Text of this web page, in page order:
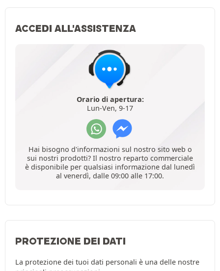
ACCEDI ALL'ASSISTENZA
Orario di apertura:
Lun-Ven, 9-17
Hai bisogno d'informazioni sul nostro sito web o
sui nostri prodotti? Il nostro reparto commerciale
è disponibile per qualsiasi informazione dal lunedì
al venerdì, dalle 09:00 alle 17:00.
PROTEZIONE DEI DATI
La protezione dei tuoi dati personali è una delle nostre